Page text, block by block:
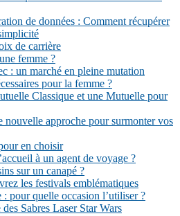
de données : Comment récupérer
de carrière
femme ?
: un marché en pleine mutation
pour la femme ?
Classique et une Mutuelle pour
approche pour surmonter vos
en choisir
à un agent de voyage ?
sur un canapé ?
les festivals emblématiques
pour quelle occasion l’utiliser ?
Sabres Laser Star Wars